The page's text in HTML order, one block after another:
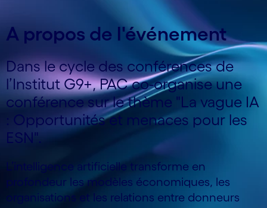
A propos de l'événement
Dans le cycle des conférences de
l’Institut G9+, PAC co-organise une
conférence sur le thème "La vague IA
: Opportunités et menaces pour les
ESN".
L’intelligence artificielle transforme en
profondeur les modèles économiques, les
organisations et les relations entre donneurs